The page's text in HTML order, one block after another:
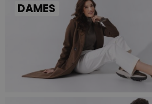
DAMES